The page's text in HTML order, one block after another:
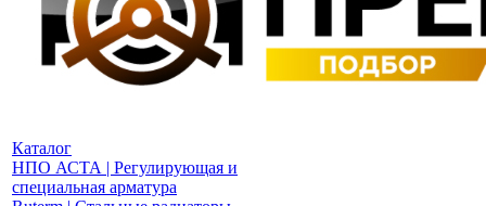
Каталог
НПО АСТА | Регулирующая и
специальная арматура